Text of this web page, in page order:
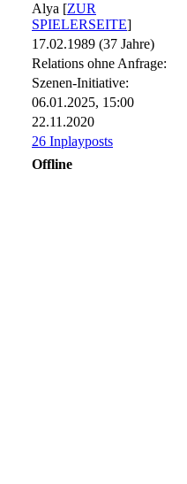
Alya [ZUR
SPIELERSEITE]
17.02.1989 (37 Jahre)
Relations ohne Anfrage:
Szenen-Initiative:
06.01.2025, 15:00
22.11.2020
26 Inplayposts
Offline